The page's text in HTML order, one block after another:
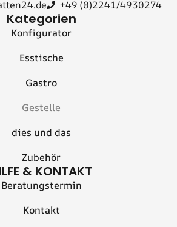
+49 (0)2241/4930274
Kategorien
Konfigurator
Esstische
Gastro
Gestelle
dies und das
Zubehör
& KONTAKT
Beratungstermin
Kontakt